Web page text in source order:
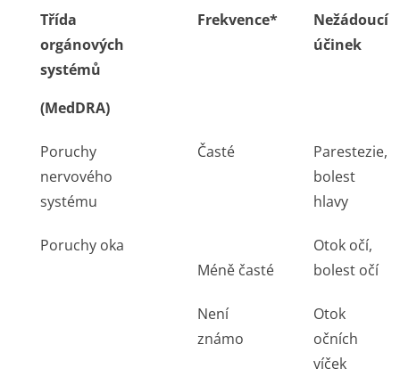
Třída
orgánových
systémů
(MedDRA)
Frekvence*
Nežádoucí
účinek
Poruchy
nervového
systému
Časté
Parestezie,
bolest
hlavy
Poruchy oka
Méně časté
Otok očí,
bolest očí
Není
známo
Otok
očních
víček